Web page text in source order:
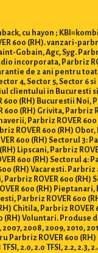
cu hayon ;
600 (RH). vanzari-
Gobain, Agc, Syg.
incorporata, Parbriz
de 2 ani pentru
4, Sector 5, Sector 6 si
clientului in Bucuresti si
600 (RH) Bucurestii Noi,
600 (RH) Grivita, Parbriz
Parbriz ROVER
ROVER 600 (RH)
600 (RH) Sectorul 3:
Lipscani, Parbriz
600 (RH) Sectorul 4:
(RH) Vacaresti. Parbriz
Parbriz ROVER 600
600 (RH)
Parbriz ROVER 600
Chitila, Parbriz
Voluntari. Produse
2008, 2009, 2010,
ROVER 600 (RH) : 0.8,
TFSI, 2.0, 2.0 TFSI, 2.2,